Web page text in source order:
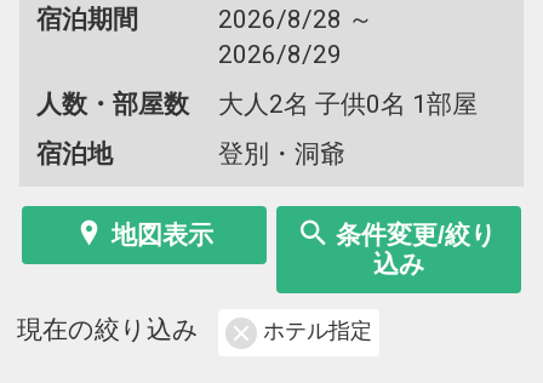
宿泊期間
2026/8/28 ～
2026/8/29
人数・部屋数
大人2名 子供0名 1部屋
宿泊地
登別・洞爺
地図表示
条件変更/絞り
込み
現在の絞り込み ホテル指定